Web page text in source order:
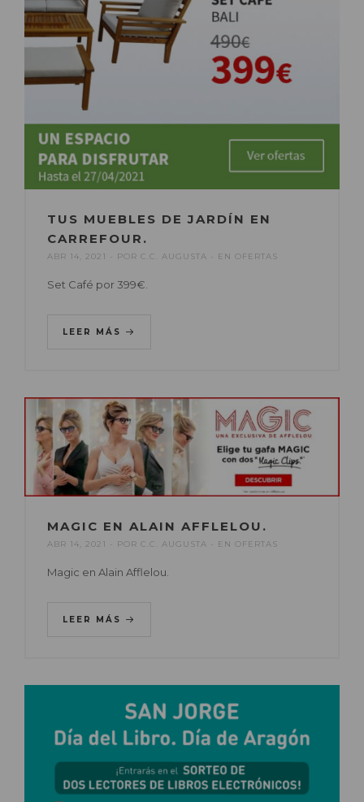
TUS MUEBLES DE JARDÍN EN
CARREFOUR.
ABR 14, 2021 POR C.C. AUGUSTA EN OFERTAS
Set Café por 399€.
LEER MÁS
MAGIC EN ALAIN AFFLELOU.
ABR 14, 2021 POR C.C. AUGUSTA EN OFERTAS
Magic en Alain Afflelou.
LEER MÁS